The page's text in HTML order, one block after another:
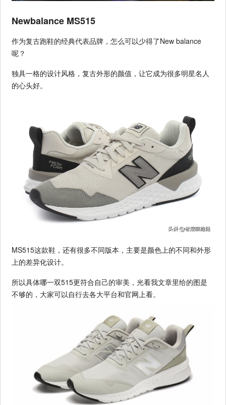
Newbalance MS515
作为复古跑鞋的经典代表品牌，怎么可以少得了New balance
呢？
独具一格的设计风格，复古外形的颜值，让它成为很多明星名人
的心头好。
MS515这款鞋，还有很多不同版本，主要是颜色上的不同和外形
上的差异化设计。
所以具体哪一双515更符合自己的审美，光看我文章里给的图是
不够的，大家可以自行去各大平台和官网上看。